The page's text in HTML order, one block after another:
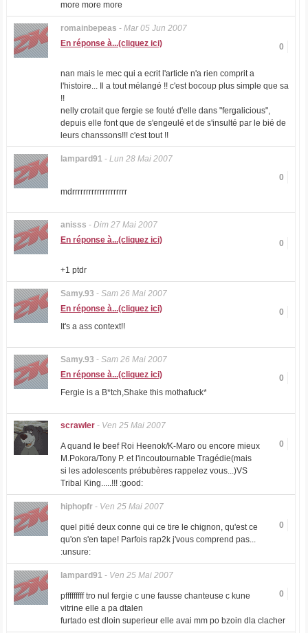
more more more
romainbepeas - Mar 05 Jun 2007
0
En réponse à...(cliquez ici)
nan mais le mec qui a ecrit l'article n'a rien comprit a
l'histoire... Il a tout mélangé !! c'est bocoup plus simple que sa
!!
nelly crotait que fergie se fouté d'elle dans "fergalicious",
depuis elle font que de s'engeulé et de s'insulté par le bié de
leurs chanssons!!! c'est tout !!
lampard91- Lun 28 Mai 2007
0
mdrrrrrrrrrrrrrrrrrrrr
anisss - Dim 27 Mai 2007
0
En réponse à...(cliquez ici)
+1 ptdr
Samy.93 - Sam 26 Mai 2007
0
En réponse à...(cliquez ici)
It's a ass context!!
Samy.93 - Sam 26 Mai 2007
0
En réponse à...(cliquez ici)
Fergie is a B*tch,Shake this mothafuck*
scrawler- Ven 25 Mai 2007
0
A quand le beef Roi Heenok/K-Maro ou encore mieux
M.Pokora/Tony P. et l'incoutournable Tragédie(mais
si les adolescents prébubères rappelez vous...)VS
Tribal King.....!!! :good:
hiphopfr- Ven 25 Mai 2007
0
quel pitié deux conne qui ce tire le chignon, qu'est ce
qu'on s'en tape! Parfois rap2k j'vous comprend pas...
:unsure:
lampard91- Ven 25 Mai 2007
0
pfffffffff tro nul fergie c une fausse chanteuse c kune
vitrine elle a pa dtalen
furtado est dloin superieur elle avai mm po bzoin dla clacher